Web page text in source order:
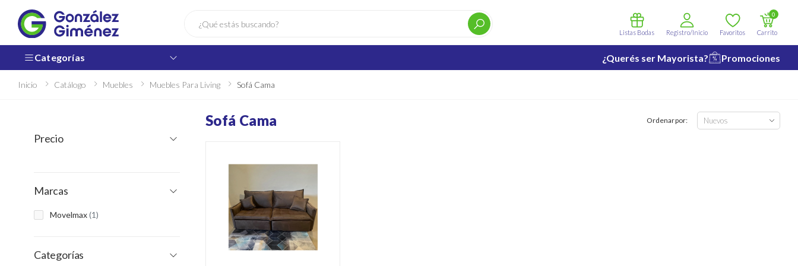
Listas Bodas Registro/Inicio Favoritos Carrito
0
Categorías ¿Querés ser Mayorista? Promociones
Inicio Catálogo Muebles Muebles Para Living Sofá Cama
Precio
Marcas
Movelmax(1)
Categorías
Sofá Cama Ordenar por: